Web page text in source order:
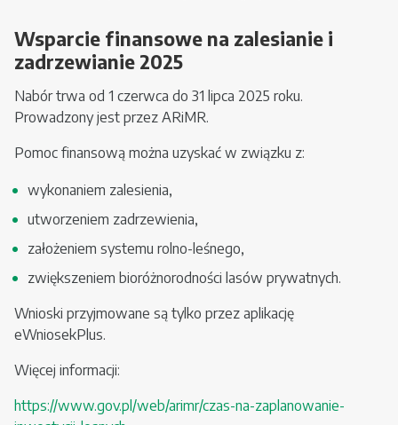
Wsparcie finansowe na zalesianie i
zadrzewianie 2025
Nabór trwa od 1 czerwca do 31 lipca 2025 roku.
Prowadzony jest przez ARiMR.
Pomoc finansową można uzyskać w związku z:
wykonaniem zalesienia,
utworzeniem zadrzewienia,
założeniem systemu rolno-leśnego,
zwiększeniem bioróżnorodności lasów prywatnych.
Wnioski przyjmowane są tylko przez aplikację
eWniosekPlus.
Więcej informacji:
https://www.gov.pl/web/arimr/czas-na-zaplanowanie-